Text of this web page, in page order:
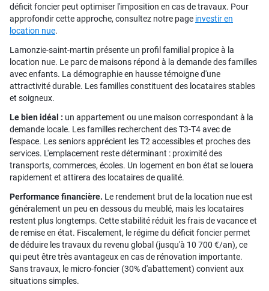
déficit foncier peut optimiser l'imposition en cas de travaux. Pour
approfondir cette approche, consultez notre page investir en
location nue.
Lamonzie-saint-martin présente un profil familial propice à la
location nue. Le parc de maisons répond à la demande des familles
avec enfants. La démographie en hausse témoigne d'une
attractivité durable. Les familles constituent des locataires stables
et soigneux.
Le bien idéal : un appartement ou une maison correspondant à la
demande locale. Les familles recherchent des T3-T4 avec de
l'espace. Les seniors apprécient les T2 accessibles et proches des
services. L'emplacement reste déterminant : proximité des
transports, commerces, écoles. Un logement en bon état se louera
rapidement et attirera des locataires de qualité.
Performance financière. Le rendement brut de la location nue est
généralement un peu en dessous du meublé, mais les locataires
restent plus longtemps. Cette stabilité réduit les frais de vacance et
de remise en état. Fiscalement, le régime du déficit foncier permet
de déduire les travaux du revenu global (jusqu'à 10 700 €/an), ce
qui peut être très avantageux en cas de rénovation importante.
Sans travaux, le micro-foncier (30% d'abattement) convient aux
situations simples.